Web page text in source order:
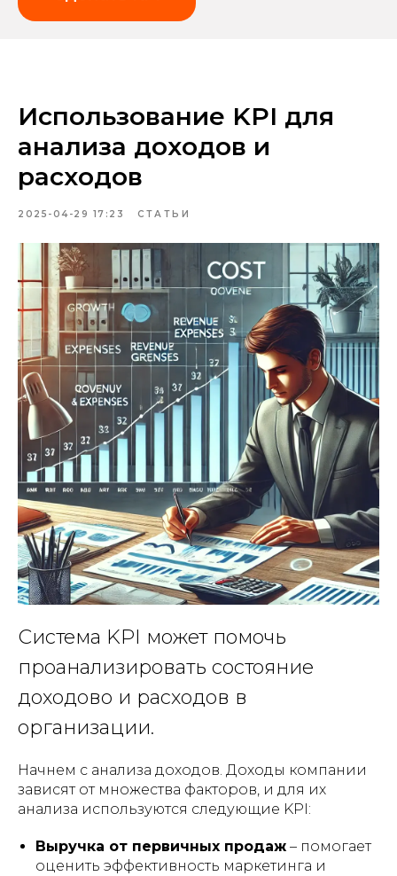
Использование KPI для
анализа доходов и
расходов
2025-04-29 17:23 СТАТЬИ
Система KPI может помочь
проанализировать состояние
доходово и расходов в
организации.
Начнем с анализа доходов. Доходы компании
зависят от множества факторов, и для их
анализа используются следующие KPI:
Выручка от первичных продаж – помогает
оценить эффективность маркетинга и